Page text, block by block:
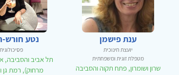
ענת פישמן
יועצת חינוכית
מטפלת זוגית ומשפחתית
שרון ושומרון, פתח תקוה והסביבה
נטע חורש-
פסיכולוגית
תל אביב והסביבה,
מרחוק), רמת גן